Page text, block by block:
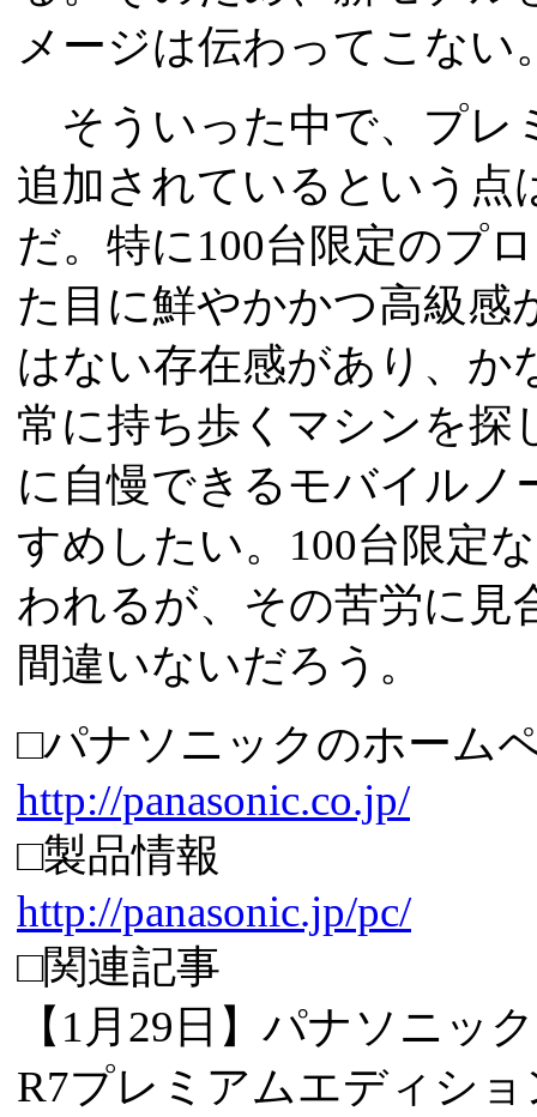
メージは伝わってこない
そういった中で、プレ
追加されているという点
だ。特に100台限定のプ
た目に鮮やかかつ高級感
はない存在感があり、か
常に持ち歩くマシンを探
に自慢できるモバイル
すめしたい。100台限定
われるが、その苦労に見
間違いないだろう。
□パナソニックのホーム
http://panasonic.co.jp/
□製品情報
http://panasonic.jp/pc/
□関連記事
【1月29日】パナソニッ
R7プレミアムエディショ